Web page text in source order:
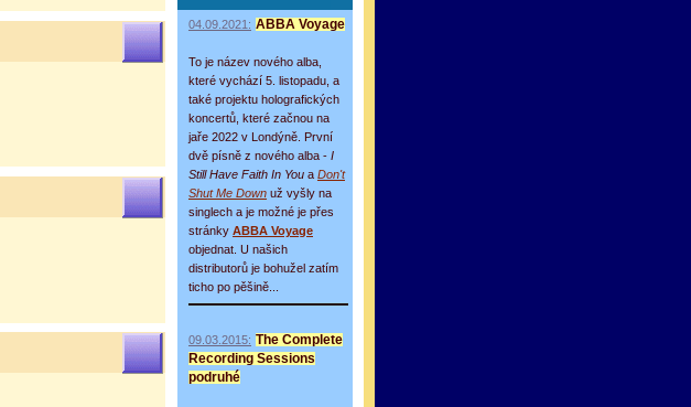
04.09.2021: ABBA Voyage
To je název nového alba,
které vychází 5. listopadu, a
také projektu holografických
koncertů, které začnou na
jaře 2022 v Londýně. První
dvě písně z nového alba - I
Still Have Faith In You a Don't
Shut Me Down už vyšly na
singlech a je možné je přes
stránky ABBA Voyage
objednat. U našich
distributorů je bohužel zatím
ticho po pěšině...
09.03.2015: The Complete
Recording Sessions
podruhé